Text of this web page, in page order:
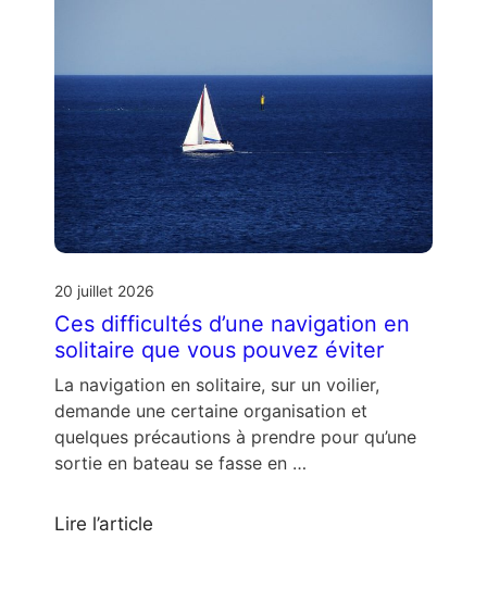
20 juillet 2026
Ces difficultés d’une navigation en
solitaire que vous pouvez éviter
La navigation en solitaire, sur un voilier,
demande une certaine organisation et
quelques précautions à prendre pour qu’une
sortie en bateau se fasse en …
Lire l’article